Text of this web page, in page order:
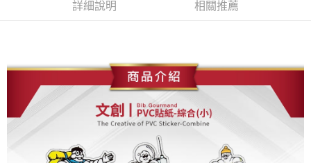
每筆NT$60，滿NT$699(含以上)免運費
宅配
每筆NT$60，滿NT$699(含以上)免運費
離島宅配
詳細說明 相關推薦